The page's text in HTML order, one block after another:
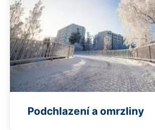
Podchlazení a omrzliny